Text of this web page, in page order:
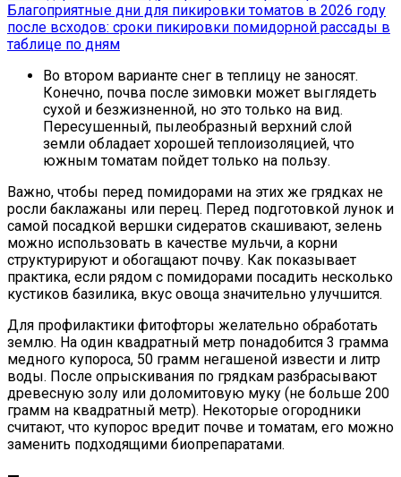
Благоприятные дни для пикировки томатов в 2026 году
после всходов: сроки пикировки помидорной рассады в
таблице по дням
Во втором варианте снег в теплицу не заносят.
Конечно, почва после зимовки может выглядеть
сухой и безжизненной, но это только на вид.
Пересушенный, пылеобразный верхний слой
земли обладает хорошей теплоизоляцией, что
южным томатам пойдет только на пользу.
Важно, чтобы перед помидорами на этих же грядках не
росли баклажаны или перец. Перед подготовкой лунок и
самой посадкой вершки сидератов скашивают, зелень
можно использовать в качестве мульчи, а корни
структурируют и обогащают почву. Как показывает
практика, если рядом с помидорами посадить несколько
кустиков базилика, вкус овоща значительно улучшится.
Для профилактики фитофторы желательно обработать
землю. На один квадратный метр понадобится 3 грамма
медного купороса, 50 грамм негашеной извести и литр
воды. После опрыскивания по грядкам разбрасывают
древесную золу или доломитовую муку (не больше 200
грамм на квадратный метр). Некоторые огородники
считают, что купорос вредит почве и томатам, его можно
заменить подходящими биопрепаратами.